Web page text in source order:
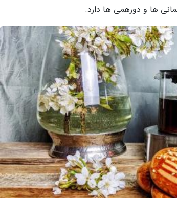
ها و دورهمی ها دارد.